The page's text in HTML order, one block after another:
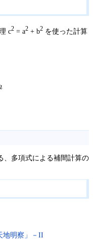
c2 = a2 + b2 を使った計算
、多項式による補間計算の
地明察」－II